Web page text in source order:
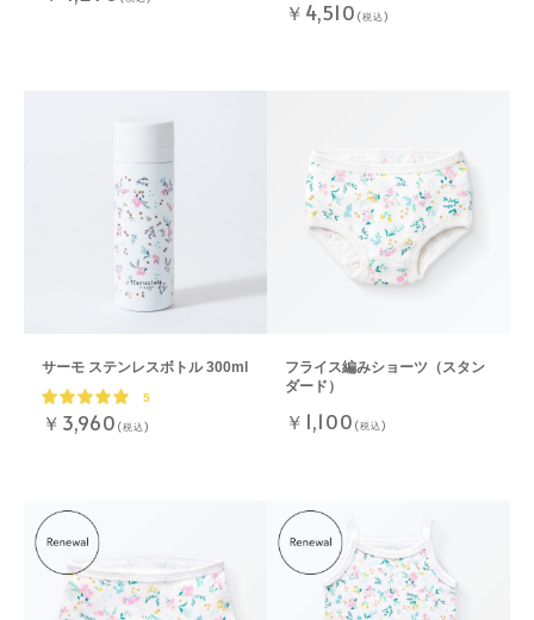
￥4,510 (税込)
サーモ ステンレスボトル 300ml
5
￥3,960 (税込)
フライス編みショーツ（スタン
ダード）
￥1,100 (税込)